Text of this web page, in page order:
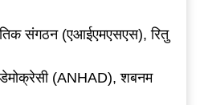
संगठन (एआईएमएसएस), रितु
डेमोक्रेसी (ANHAD), शबनम